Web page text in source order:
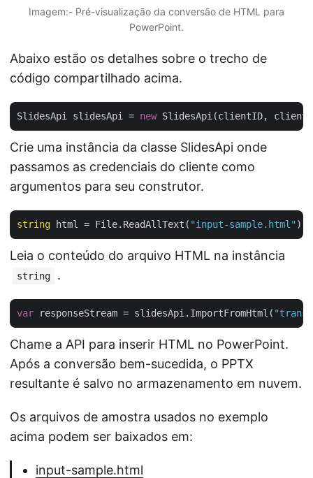
Imagem:- Pré-visualização da conversão de HTML para
PowerPoint.
Abaixo estão os detalhes sobre o trecho de
código compartilhado acima.
SlidesApi slidesApi = new
Crie uma instância da classe SlidesApi onde
passamos as credenciais do cliente como
argumentos para seu construtor.
string html = File.ReadAllText( "input-sample.html"
Leia o conteúdo do arquivo HTML na instância
string .
var responseStream = slidesApi.ImportFromHtml(
Chame a API para inserir HTML no PowerPoint.
Após a conversão bem-sucedida, o PPTX
resultante é salvo no armazenamento em nuvem.
Os arquivos de amostra usados no exemplo
acima podem ser baixados em:
input-sample.html